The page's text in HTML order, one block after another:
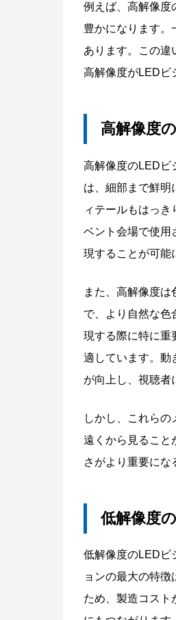
例えば、高解像度
豊かになります。
あります。この違
高解像度がLEDビ
高解像度
高解像度のLEDビ
は、細部まで鮮明
ィテールもはっ
ベント会場で使用
現することが可能
また、高解像度
で、より自然な色
現する際に特に重
適しています。動
が向上し、視聴者
しかし、これらの
遠くから見ること
さがより重要にな
低解像度
低解像度のLEDビ
ョンの最大の特
ため、製造コスト